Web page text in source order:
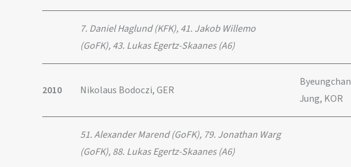
7. Daniel Haglund (KFK), 41. Jakob Willemo
(GoFK), 43. Lukas Egertz-Skaanes (A6)
2010 Nikolaus Bodoczi, GER
Byeungchan
Jung, KOR
51. Alexander Marend (GoFK), 79. Jonathan Warg
(GoFK), 88. Lukas Egertz-Skaanes (A6)